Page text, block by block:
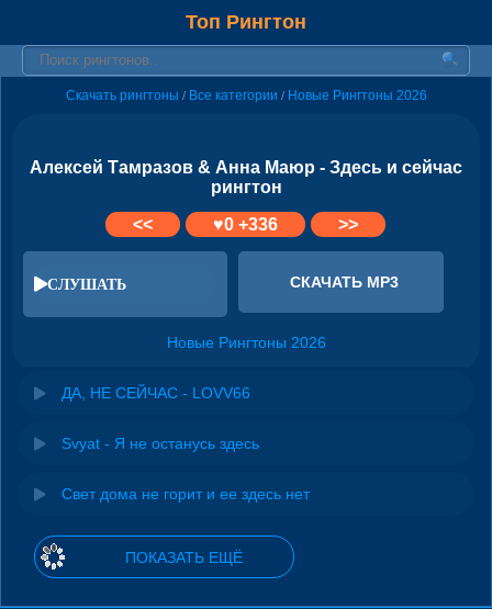
Топ Рингтон
Скачать рингтоны / Все категории / Новые Рингтоны 2026
Алексей Тамразов & Анна Маюр - Здесь и сейчас
рингтон
<<
♥0+336 >>
СЛУШАТЬ СКАЧАТЬ MP3
Новые Рингтоны 2026
ДА, НЕ СЕЙЧАС - LOVV66
Svyat - Я не останусь здесь
Свет дома не горит и ее здесь нет
ПОКАЗАТЬ ЕЩЁ